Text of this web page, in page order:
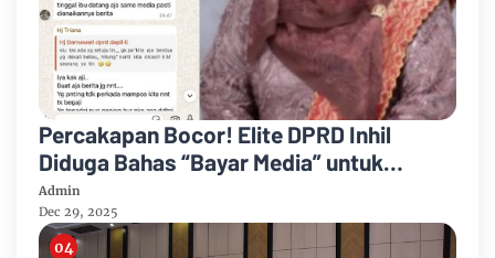
Percakapan Bocor! Elite DPRD Inhil
Diduga Bahas “Bayar Media” untuk
Dukung Kebijakan
Admin
Dec 29, 2025